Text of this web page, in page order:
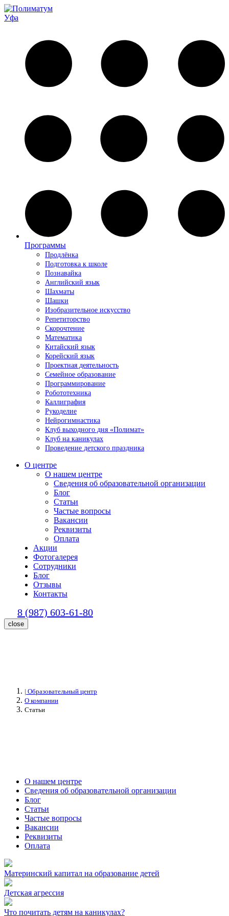
Программы
Продлёнка
Подготовка к школе
Познавайка
Английский язык
Шахматы
Шашки
Изобразительное искусство
Репетиторство
Скорочтение
Математика
Китайский язык
Корейский язык
Проектная деятельность
Семейное образование
Программирование
Робототехника
Каллиграфия
Рукоделие
Нейрогимнастика
Клуб выходного дня «Полимат»
Клуб на каникулах
Проведение детского праздника
О центре
О нашем центре
Сведения об образовательной организации
Блог
Статьи
Частые вопросы
Вакансии
Реквизиты
Оплата
Акции
Фотогалерея
Сотрудники
Блог
Отзывы
Контакты
8 (987) 603-61-80
close
| Образовательный центр
О компании
Статьи
О нашем центре
Сведения об образовательной организации
Блог
Статьи
Частые вопросы
Вакансии
Реквизиты
Оплата
Материнский капитал на образование детей
Детская агрессия
Что почитать детям на каникулах?